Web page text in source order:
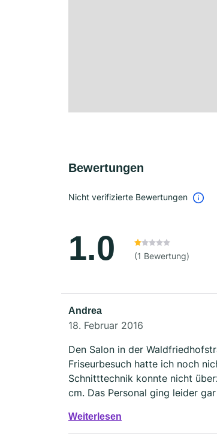
Bewertungen
Nicht verifizierte Bewertungen
1.0 (1 Bewertung)
Andrea
18. Februar 2016
Den Salon in der
Friseurbesuch hatte ich noch
Schnitttechnik konnte nicht
cm. Das Personal ging leider
Erlebnis!
Weiterlesen